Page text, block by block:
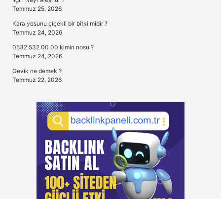
Temmuz 25, 2026
Kara yosunu çiçekli bir bitki midir ?
Temmuz 24, 2026
0532 532 00 00 kimin nosu ?
Temmuz 24, 2026
Gevik ne demek ?
Temmuz 22, 2026